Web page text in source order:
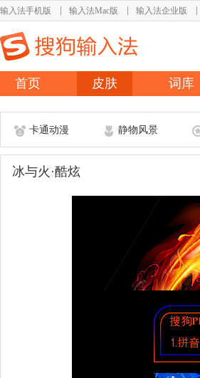
输入法手机版 输入法Mac版 输入法企业版
首页 皮肤 词库
卡通动漫 静物风景
冰与火·酷炫